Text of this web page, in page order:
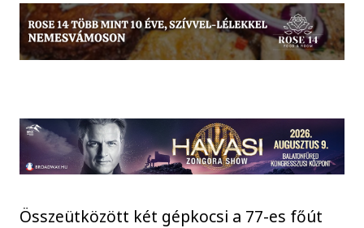
Összeütközött két gépkocsi a 77-es főút